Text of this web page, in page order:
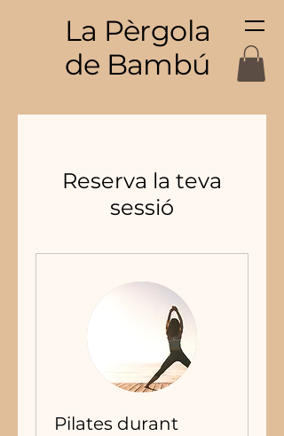
La Pèrgola
de Bambú
Reserva la teva
sessió
Pilates durant